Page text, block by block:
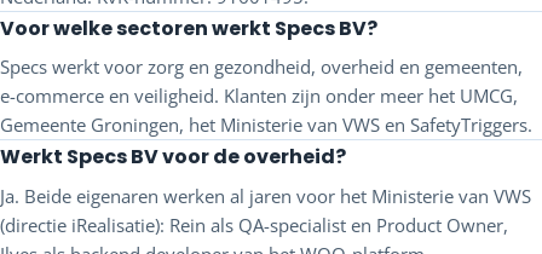
Voor welke sectoren werkt Specs BV?
Specs werkt voor zorg en gezondheid, overheid en gemeenten,
e-commerce en veiligheid. Klanten zijn onder meer het UMCG,
Gemeente Groningen, het Ministerie van VWS en SafetyTriggers.
Werkt Specs BV voor de overheid?
Ja. Beide eigenaren werken al jaren voor het Ministerie van VWS
(directie iRealisatie): Rein als QA-specialist en Product Owner,